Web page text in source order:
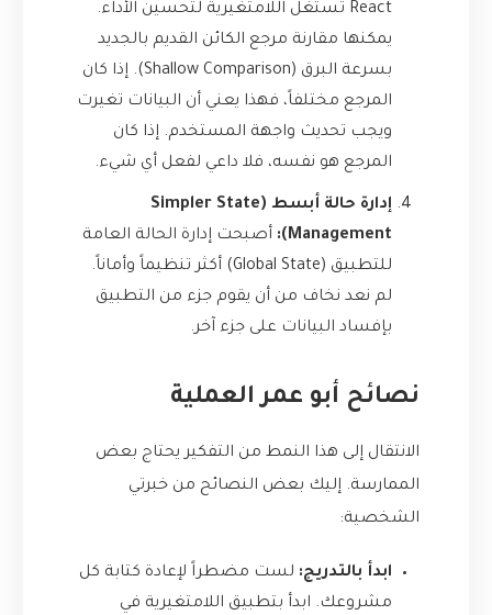
React تستغل اللامتغيرية لتحسين الأداء.
يمكنها مقارنة مرجع الكائن القديم بالجديد
بسرعة البرق (Shallow Comparison). إذا كان
المرجع مختلفاً، فهذا يعني أن البيانات تغيرت
ويجب تحديث واجهة المستخدم. إذا كان
المرجع هو نفسه، فلا داعي لفعل أي شيء.
إدارة حالة أبسط (Simpler State
Management):
أصبحت إدارة الحالة العامة
للتطبيق (Global State) أكثر تنظيماً وأماناً.
لم نعد نخاف من أن يقوم جزء من التطبيق
بإفساد البيانات على جزء آخر.
نصائح أبو عمر العملية
الانتقال إلى هذا النمط من التفكير يحتاج بعض
الممارسة. إليك بعض النصائح من خبرتي
الشخصية:
ابدأ بالتدريج: لست مضطراً لإعادة كتابة كل
مشروعك. ابدأ بتطبيق اللامتغيرية في